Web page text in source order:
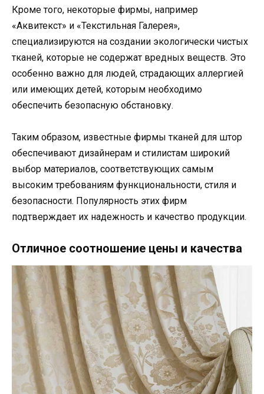
Кроме того, некоторые фирмы, например
«Аквитекст» и «Текстильная Галерея»,
специализируются на создании экологически чистых
тканей, которые не содержат вредных веществ. Это
особенно важно для людей, страдающих аллергией
или имеющих детей, которым необходимо
обеспечить безопасную обстановку.
Таким образом, известные фирмы тканей для штор
обеспечивают дизайнерам и стилистам широкий
выбор материалов, соответствующих самым
высоким требованиям функциональности, стиля и
безопасности. Популярность этих фирм
подтверждает их надежность и качество продукции.
Отличное соотношение цены и качества